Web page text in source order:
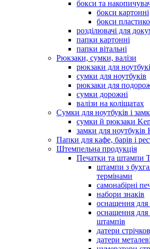
бокси та
бокси картонні
бокси
розділювачі для
папки картонні
папки вітальні
Рюкзаки, сумки, валізи
рюкзаки для
сумки для ноутбуків
рюкзаки для
сумки дорожні
валізи на коліщатах
Сумки для ноутбуків і
сумки й рюкзаки
замки для ноутбуків
Папки для кафе, барів і
Штемпельна продукція
Печатки та штампи
штампи з
термінами
самонабірні
набори знаків
оснащення для
оснащення для
штампів
датери
датери металеві